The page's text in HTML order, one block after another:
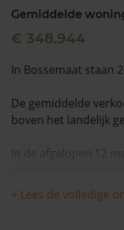
Gemiddelde
€ 348.944
In Bossemaat staan
De gemiddelde
boven het landelijk
In de afgelopen 12
+ Lees de volledige